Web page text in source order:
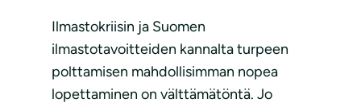
Ilmastokriisin ja Suomen
ilmastotavoitteiden kannalta turpeen
polttamisen mahdollisimman nopea
lopettaminen on välttämätöntä. Jo